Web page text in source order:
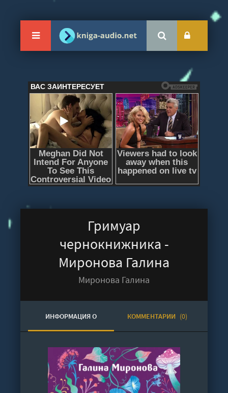
Гримуар
чернокнижника -
Миронова Галина
Миронова Галина
ИНФОРМАЦИЯ О
АУДИОКНИГЕ
КОММЕНТАРИИ (0)